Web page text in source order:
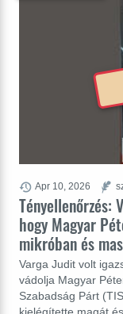
Tényellenőrzés:
hogy Magyar
mikróban és
Varga Judit volt
vádolja Magyar
Szabadság Párt
Apr 10, 2026